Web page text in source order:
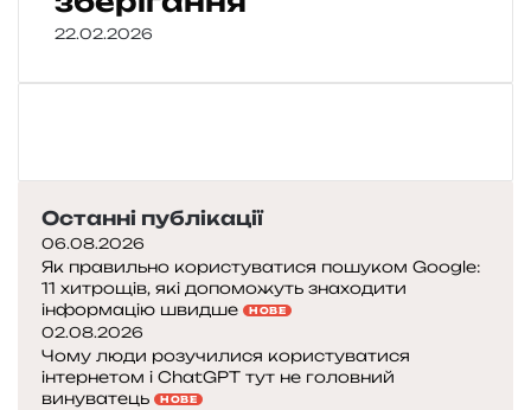
22.02.2026
Останні публікації
06.08.2026
Як правильно користуватися пошуком Google:
11 хитрощів, які допоможуть знаходити
інформацію швидше
НОВЕ
02.08.2026
Чому люди розучилися користуватися
інтернетом і ChatGPT тут не головний
винуватець
НОВЕ